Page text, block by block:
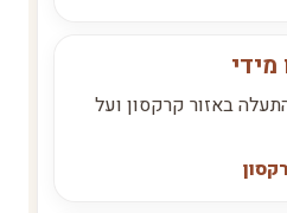
באזור קרקסון ועל